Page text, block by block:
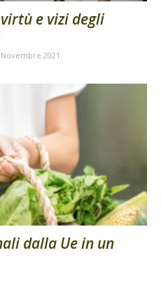
e vizi degli
2021
dalla Ue in un